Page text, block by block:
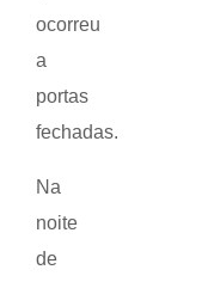
ocorreu
a
portas
fechadas.
Na
noite
de